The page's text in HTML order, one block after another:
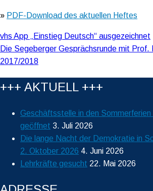
» PDF-Download des aktuellen Heftes
Beitragsnavigation
vhs App „Einstieg Deutsch“ ausgezeichnet
Die Segeberger Gesprächsrunde mit Prof.
2017/2018
+++ AKTUELL +++
Geschäftsstelle in den
geöffnet 3. Juli 2026
Die lange Nacht der Demokratie in
2. Oktober 2026 4. Juni 2026
Lehrkräfte gesucht 22. Mai 2026